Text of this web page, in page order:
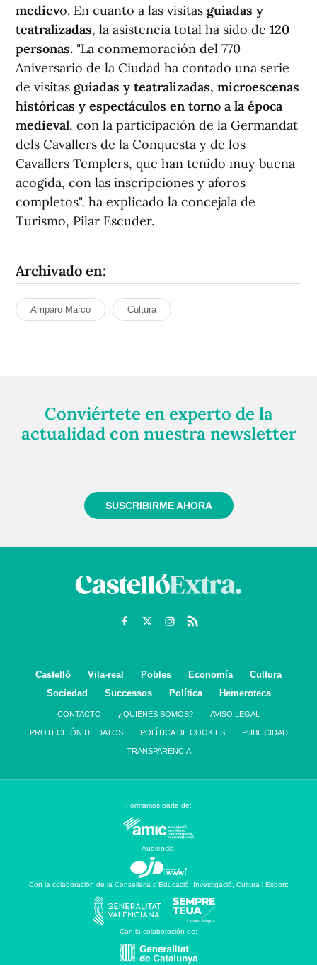
medievo. En cuanto a las visitas guiadas y
teatralizadas, la asistencia total ha sido de 120
personas. "La conmemoración del 770
Aniversario de la Ciudad ha contado una serie
de visitas guiadas y teatralizadas, microescenas
históricas y espectáculos en torno a la época
medieval, con la participación de la Germandat
dels Cavallers de la Conquesta y de los
Cavallers Templers, que han tenido muy buena
acogida, con las inscripciones y aforos
completos", ha explicado la concejala de
Turismo, Pilar Escuder.
Archivado en:
Amparo Marco Cultura
Conviértete en experto de la
actualidad con nuestra newsletter
SUSCRIBIRME AHORA
Castelló Vila-real Pobles Economía
Cultura
Sociedad
Successos Política Hemeroteca
CONTACTO ¿QUIENES SOMOS? AVISO LEGAL
PROTECCIÓN DE DATOS POLÍTICA DE COOKIES PUBLICIDAD
TRANSPARENCIA
Formamos parte de:
Audiencia:
Con la colaboración de la Conselleria d’Educació, Investigació, Cultura i Esport:
Con la colaboración de: